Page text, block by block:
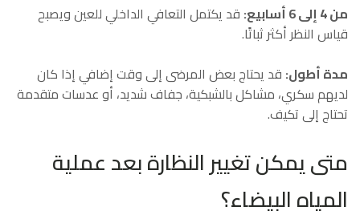
من 4 إلى 6 أسابيع:
قد يكتمل التعافي الداخلي للعين ويصبح
قياس النظر أكثر ثباتًا.
مدة أطول: قد يحتاج بعض المرضى إلى وقت إضافي إذا كان
لديهم سكري، مشاكل بالشبكية، جفاف شديد، أو عدسات متقدمة
تحتاج إلى تكيف.
متى يمكن تغيير النظارة بعد عملية
المياه البيضاء؟